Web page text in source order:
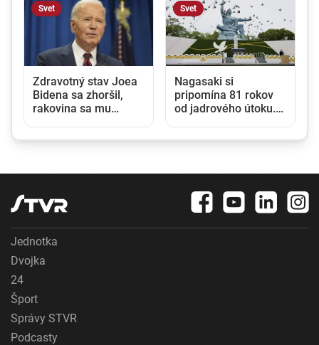
Svet
Zdravotný stav Joea
Bidena sa zhoršil,
rakovina sa mu
Svet
Nagasaki si
pripomína 81 rokov
od jadrového útoku.
Jednotka
Dvojka
24
Šport
Správy STVR
Podcasty